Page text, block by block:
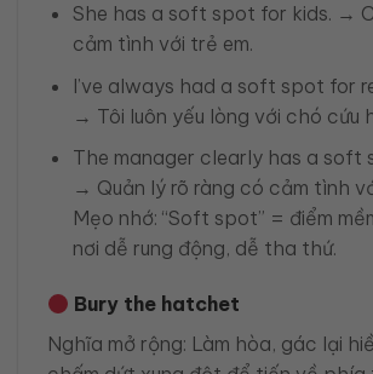
She has a soft spot for kids. →
cảm tình với trẻ em.
I’ve always had a soft spot for
→ Tôi luôn yếu lòng với chó cứu
The manager clearly has a soft
→ Quản lý rõ ràng có cảm tình
Mẹo nhớ: “Soft spot” = điểm
nơi dễ rung động, dễ tha thứ.
Bury the hatchet
Nghĩa mở rộng: Làm hòa, gác lại